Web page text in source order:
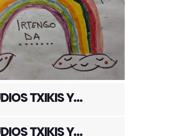
TXIKIS Y
TXIKIS Y